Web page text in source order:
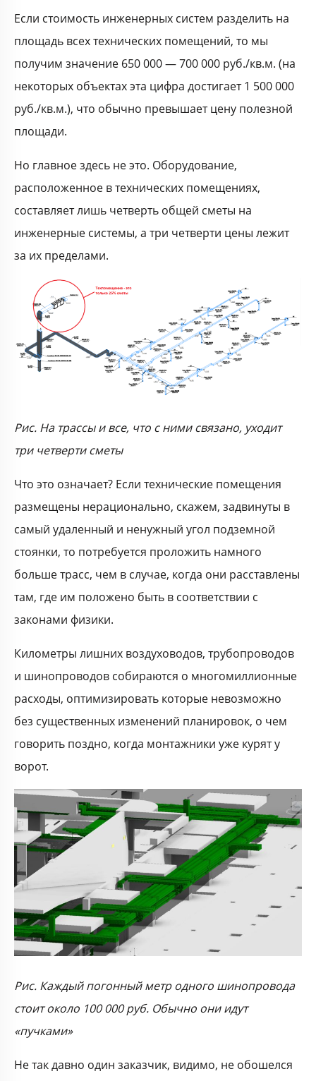
Если стоимость инженерных систем разделить на
площадь всех технических помещений, то мы
получим значение 650 000 — 700 000 руб./кв.м. (на
некоторых объектах эта цифра достигает 1 500 000
руб./кв.м.), что обычно превышает цену полезной
площади.
Но главное здесь не это. Оборудование,
расположенное в технических помещениях,
составляет лишь четверть общей сметы на
инженерные системы, а три четверти цены лежит
за их пределами.
Рис. На трассы и все, что с ними связано, уходит
три четверти сметы
Что это означает? Если технические помещения
размещены нерационально, скажем, задвинуты в
самый удаленный и ненужный угол подземной
стоянки, то потребуется проложить намного
больше трасс, чем в случае, когда они расставлены
там, где им положено быть в соответствии с
законами физики.
Километры лишних воздуховодов, трубопроводов
и шинопроводов собираются о многомиллионные
расходы, оптимизировать которые невозможно
без существенных изменений планировок, о чем
говорить поздно, когда монтажники уже курят у
ворот.
Рис. Каждый погонный метр одного шинопровода
стоит около 100 000 руб. Обычно они идут
«пучками»
Не так давно один заказчик, видимо, не обошелся